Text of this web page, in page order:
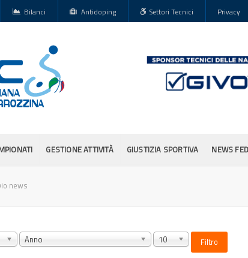
Bilanci Antidoping Settori Tecnici Privacy
GESTIONE ATTIVITÀ GIUSTIZIA SPORTIVA NEWS
news
Anno 10 Filtro